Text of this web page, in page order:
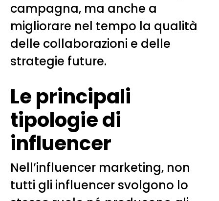
campagna, ma anche a
migliorare nel tempo la qualità
delle collaborazioni e delle
strategie future.
Le principali
tipologie di
influencer
Nell’influencer marketing, non
tutti gli influencer svolgono lo